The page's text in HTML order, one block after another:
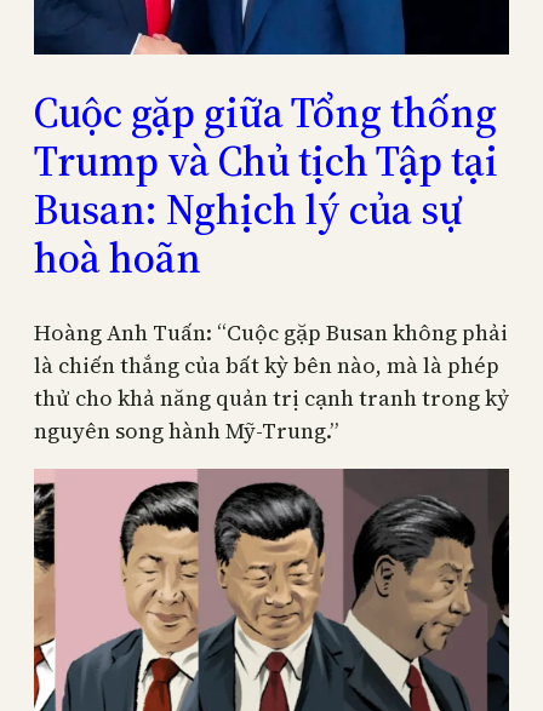
Cuộc gặp giữa Tổng thống
Trump và Chủ tịch Tập tại
Busan: Nghịch lý của sự
hoà hoãn
Hoàng Anh Tuấn: “Cuộc gặp Busan không phải
là chiến thắng của bất kỳ bên nào, mà là phép
thử cho khả năng quản trị cạnh tranh trong kỷ
nguyên song hành Mỹ-Trung.”